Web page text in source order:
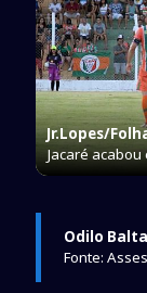
Jr.Lopes/
Jacaré
Odilo Balta
Fonte: